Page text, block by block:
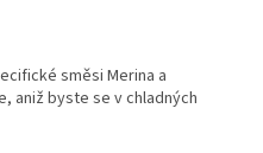
směsi Merina a
aniž byste se v chladných